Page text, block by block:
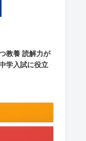
教養 読解力が
学入試に役立